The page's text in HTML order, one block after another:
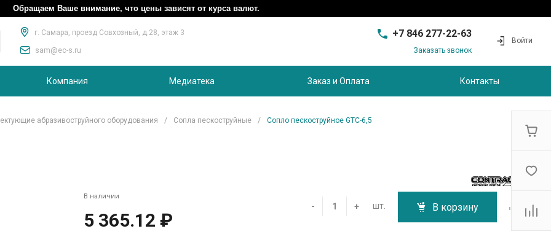
Обращаем Ваше внимание, что цены зависят от курса валют.
г. Самара, проезд Совхозный, д.28, этаж 3
sam@ec-s.ru
+7 846 277-22-63
+7 846 277-22-63
Совхозный, д.28, этаж 3
Заказать звонок
Войти
Компания Медиатека Заказ и Оплата Контакты
абразивоструйного оборудования / Сопла пескоструйные / Сопло пескоструйное GTC-6,5
В наличии
5 365.12 ₽
- + шт. В корзину